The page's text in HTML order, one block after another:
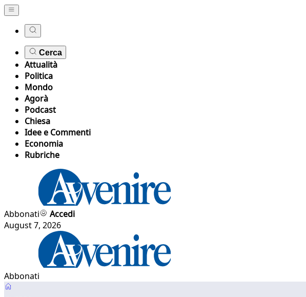
Cerca
Attualità
Politica
Mondo
Agorà
Podcast
Chiesa
Idee e Commenti
Economia
Rubriche
Abbonati
Accedi
August 7, 2026
Abbonati